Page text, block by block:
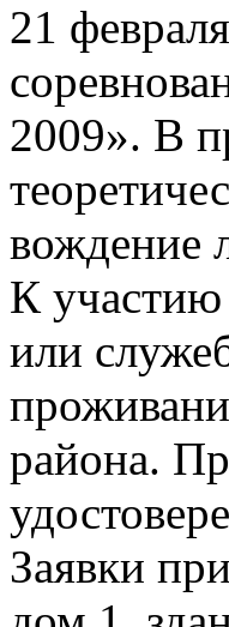
21
2009». В
вождение
К
или
района.
Заявки